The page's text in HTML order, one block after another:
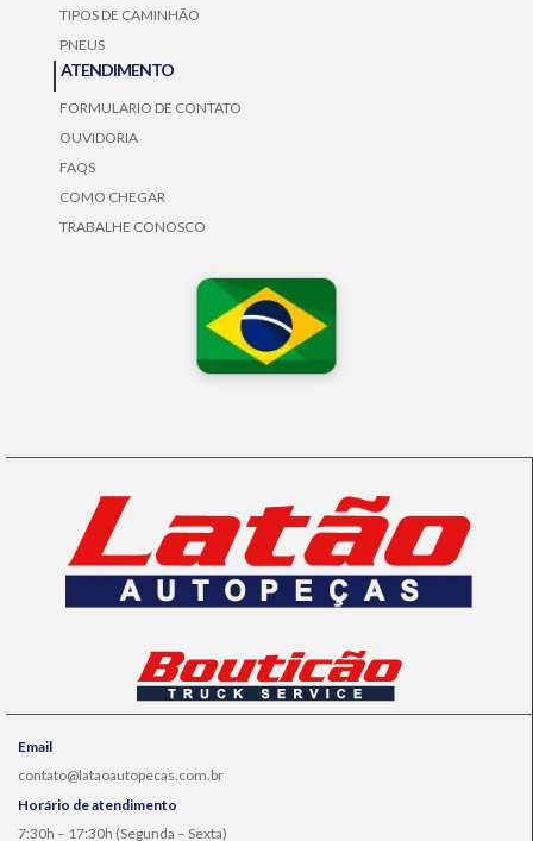
TIPOS DE CAMINHÃO
PNEUS
ATENDIMENTO
FORMULARIO DE CONTATO
OUVIDORIA
FAQS
COMO CHEGAR
TRABALHE CONOSCO
Email
contato@lataoautopecas.com.br
Horário de atendimento
7:30h – 17:30h (Segunda – Sexta)